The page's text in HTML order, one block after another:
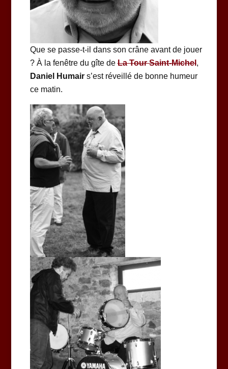
Que se passe-t-il dans son crâne avant de jouer
? À la fenêtre du gîte deLa Tour Saint-Michel,
Daniel Humair s’est réveillé de bonne humeur
ce matin.